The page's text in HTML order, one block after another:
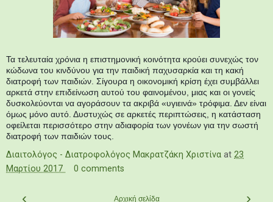
Τα τελευταία χρόνια η επιστημονική κοινότητα κρούει συνεχώς τον
κώδωνα του κινδύνου για την παιδική παχυσαρκία και τη κακή
διατροφή των παιδιών. Σίγουρα η οικονομική κρίση έχει συμβάλλει
αρκετά στην επιδείνωση αυτού του φαινομένου, μιας και οι γονείς
δυσκολεύονται να αγοράσουν τα ακριβά «υγιεινά» τρόφιμα. Δεν είναι
όμως μόνο αυτό. Δυστυχώς σε αρκετές περιπτώσεις, η κατάσταση
οφείλεται περισσότερο στην αδιαφορία των γονέων για την σωστή
διατροφή των παιδιών τους.
Διαιτολόγος - Διατροφολόγος Μακρατζάκη Χριστίνα at 23
Μαρτίου 2017
0 comments
‹ ›
Αρχική σελίδα